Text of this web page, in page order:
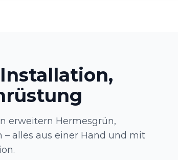
erweitern Hermesgrün,
alles aus einer Hand und mit